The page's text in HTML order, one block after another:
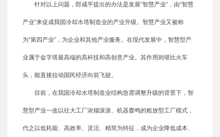
针对以上问题，郎咸平提出的办法是发展“智慧产业”，由“智慧
产业”来促成我国冷却水塔制造业的产业升级。智慧产业又被称
为“第四产业”，为企业和其他产业服务。在现代发展中，智慧型产
业属于金字塔最高端的高科技和高创意产业。其作用则堪比火车
头，能直接拉动国民经济向前飞驶。
目前，在我国冷却水塔制造业结构急需调整升级的背景下，智
慧型产业一改以往大工厂浓烟滚滚、机器轰鸣的粗放型工厂模式，
代之以低耗能、高效率、灵活、精简为特征，成为企业降低成本、